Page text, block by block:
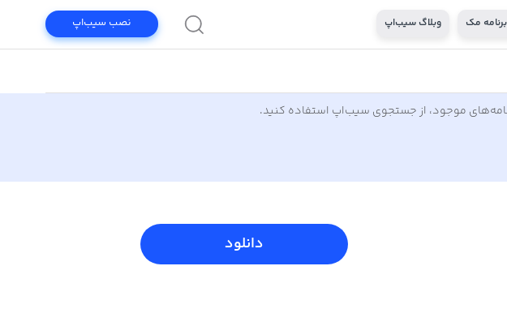
مک وبلاگ سیب‌اپ نصب سیب‌اپ
موجود، از جستجوی سیب‌اپ استفاده کنید.
دانلود